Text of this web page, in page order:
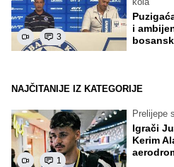
3
i
NAJČITANIJE IZ KATEGORIJE
1
Prelijepe
Igrači
Kerim